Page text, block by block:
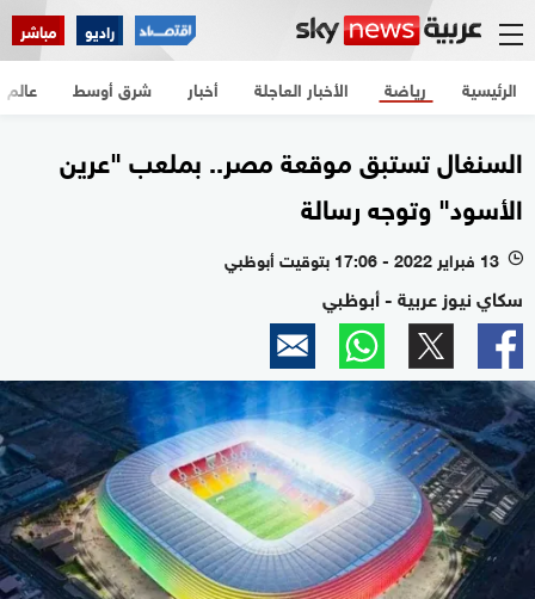
راديو مباشر
الرئيسية الأخبار العاجلة أخبار شرق أوسط عالم رياضة
السنغال تستبق موقعة مصر.. بملعب "عرين
الأسود" وتوجه رسالة
l 13 فبراير 2022 - 17:06 بتوقيت أبوظبي
سكاي نيوز عربية - أبوظبي